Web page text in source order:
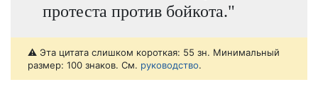
протеста против бойкота."
⚠️ Эта цитата слишком короткая: 55 зн. Минимальный
размер: 100 знаков. См. руководство.